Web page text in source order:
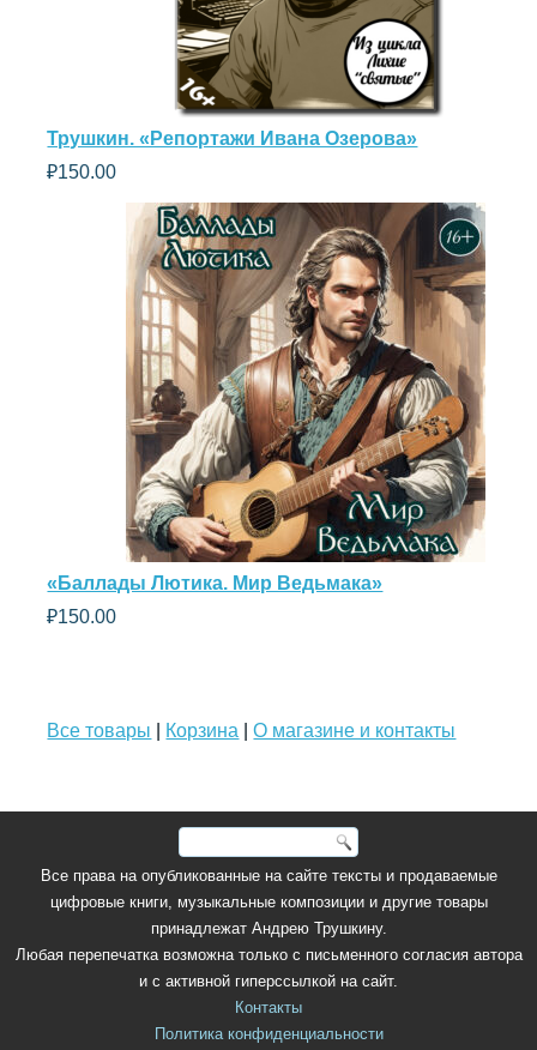
Трушкин. «Репортажи Ивана Озерова»
₽150.00
«Баллады Лютика. Мир Ведьмака»
₽150.00
Все товары Корзина |О магазине и контакты
Все права на опубликованные на сайте тексты и продаваемые
цифровые книги, музыкальные композиции и другие товары
принадлежат Андрею Трушкину.
Любая перепечатка возможна только с письменного согласия автора
и с активной гиперссылкой на сайт.
Контакты
Политика конфиденциальности